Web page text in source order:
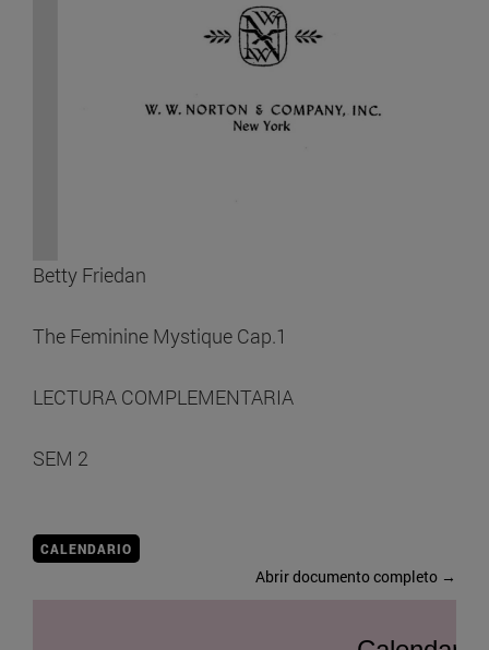
Betty Friedan
The Feminine Mystique Cap.1
LECTURA COMPLEMENTARIA
SEM 2
CALENDARIO
Abrir documento completo →